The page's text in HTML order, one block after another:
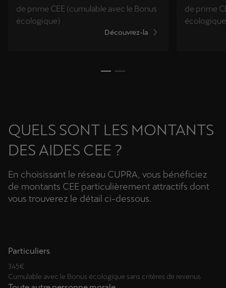
de prime CEE (cumulable avec le Bonus
écologique)
Découvrez-la
de prime
QUELS SONT LES MONTANTS
DES AIDES CEE ?
En choisissant le réseau CUPRA, vous bénéficiez
de montants CEE particulièrement attractifs dont
vous trouverez le détail ci-dessous.
Particuliers
345€
Cumulable avec le Bonus écologique sans critères de revenus